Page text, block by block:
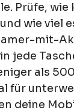
Prüfe,
wie viel
mit-
jede
als
für
deine